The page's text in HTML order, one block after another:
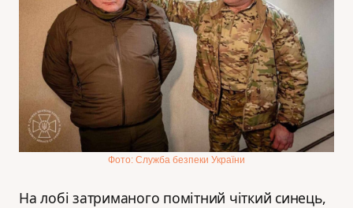
Фото: Служба безпеки України
На лобі затриманого помітний чіткий синець,